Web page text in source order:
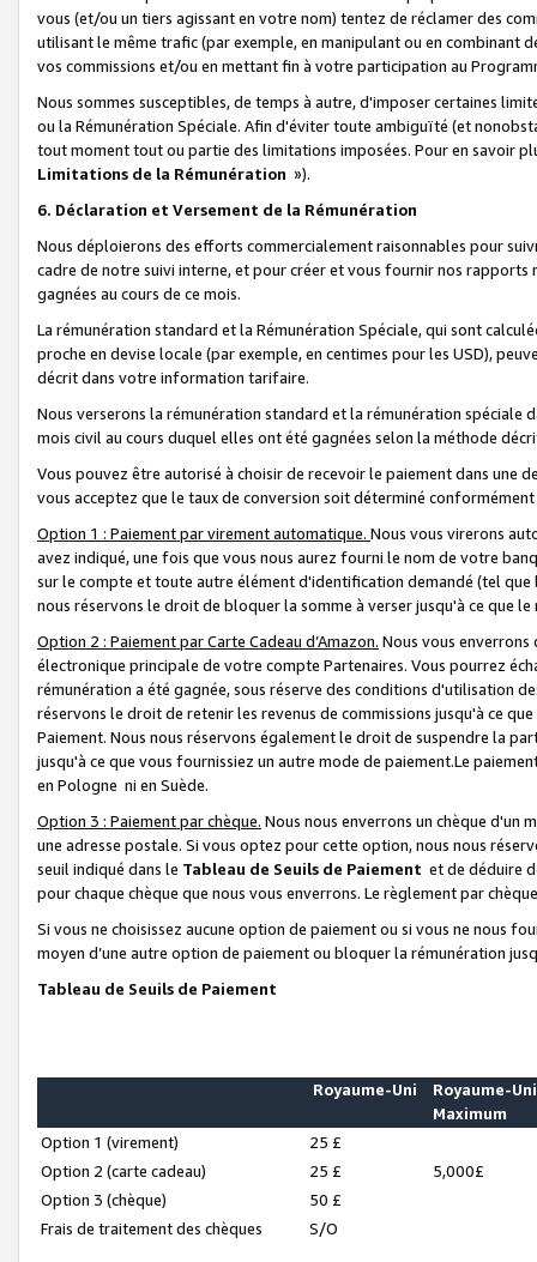
vous (et/ou un tiers agissant en votre nom) tentez de réclamer des
utilisant le même trafic (par exemple, en manipulant ou en combinant
vos commissions et/ou en mettant fin à votre participation au
Nous sommes susceptibles, de temps à autre, d'imposer certaines
ou la Rémunération Spéciale. Afin d'éviter toute ambiguïté (et
tout moment tout ou partie des limitations imposées. Pour en savoir
Limitations de la Rémunération »).
6. Déclaration et Versement de la Rémunération
Nous déploierons des efforts commercialement raisonnables pour
cadre de notre suivi interne, et pour créer et vous fournir nos
gagnées au cours de ce mois.
La rémunération standard et la Rémunération Spéciale, qui sont
proche en devise locale (par exemple, en centimes pour les USD),
décrit dans votre information tarifaire.
Nous verserons la rémunération standard et la rémunération spéciale
mois civil au cours duquel elles ont été gagnées selon la méthode
Vous pouvez être autorisé à choisir de recevoir le paiement dans une
vous acceptez que le taux de conversion soit déterminé
Option 1 : Paiement par virement automatique. Nous vous virerons
avez indiqué, une fois que vous nous aurez fourni le nom de votre
sur le compte et toute autre élément d'identification demandé (tel que
nous réservons le droit de bloquer la somme à verser jusqu'à ce que
Option 2 : Paiement par Carte Cadeau d’Amazon. Nous vous
électronique principale de votre compte Partenaires. Vous pourrez
rémunération a été gagnée, sous réserve des conditions d'utilisation
réservons le droit de retenir les revenus de commissions jusqu'à ce
Paiement. Nous nous réservons également le droit de suspendre la
jusqu'à ce que vous fournissiez un autre mode de paiement.Le
en Pologne ni en Suède.
Option 3 : Paiement par chèque. Nous nous enverrons un chèque d'un
une adresse postale. Si vous optez pour cette option, nous nous
seuil indiqué dans le Tableau de Seuils de Paiement et de déduire
pour chaque chèque que nous vous enverrons. Le règlement par
Si vous ne choisissez aucune option de paiement ou si vous ne nous
moyen d’une autre option de paiement ou bloquer la rémunération
Tableau de Seuils de Paiement
Royaume-Uni
Royaume-Uni
Maximum
Option 1 (virement)
25 £
Option 2 (carte cadeau)
25 £
5,000£
Option 3 (chèque)
50 £
Frais de traitement des chèques
S/O